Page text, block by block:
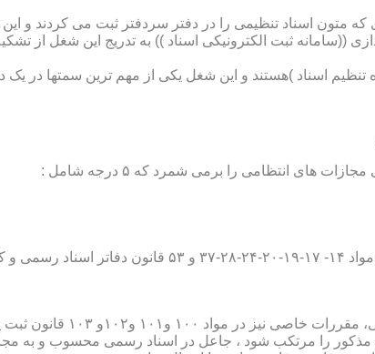
که متون اسناد تنظیمی را در دفتر سردفتر ثبت می کردند و
پس از آن با راه اندازی ((سامانه ثبت الکترونیکی اسناد )) به
اسناد )هستند و این شغل یکی از مهم ترین سمتها در یک
و۱۰۲و ۱۰۳ قانون ثبت پیش بینی گردیده است؛
مذکور را مرتکب شود ، جاعل در اسناد رسمی محسوب و به